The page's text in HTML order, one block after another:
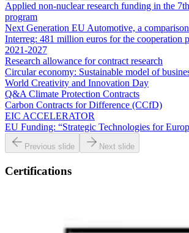
Applied non-nuclear research funding in the
program
Next Generation EU Automotive, a
Interreg: 481 million euros for the cooperation
2021-2027
Research allowance for contract research
Circular economy: Sustainable model of
World Creativity and Innovation Day
Q&A Climate Protection Contracts
Carbon Contracts for Difference (CCfD)
EIC ACCELERATOR
EU Funding: “Strategic Technologies for
Previous slide Next slide
Certifications